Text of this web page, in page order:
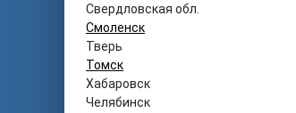
Свердловская обл.
Смоленск
Тверь
Томск
Хабаровск
Челябинск